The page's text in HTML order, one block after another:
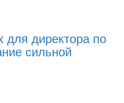
для директора по
сильной